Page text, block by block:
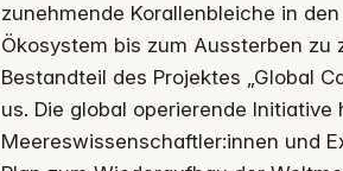
zunehmende Korallenbleiche in
Ökosystem bis zum Aussterben
Bestandteil des Projektes „Global
us. Die global operierende
Meereswissenschaftler:innen und